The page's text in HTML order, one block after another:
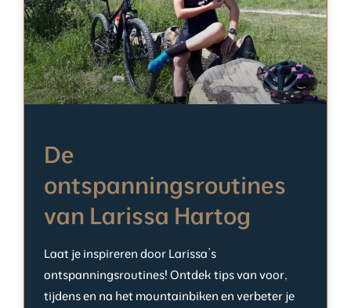
De
ontspanningsroutines
van Larissa Hartog
Laat je inspireren door Larissa’s
ontspanningsroutines! Ontdek tips van voor,
tijdens en na het mountainbiken en verbeter je